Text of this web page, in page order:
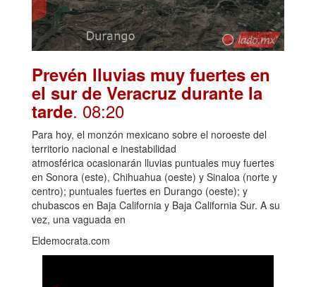
Prevén lluvias muy fuertes en
el sur de Veracruz durante la
tarde. 08:20
Para hoy, el monzón mexicano sobre el noroeste del
territorio nacional e inestabilidad
atmosférica ocasionarán lluvias puntuales muy fuertes
en Sonora (este), Chihuahua (oeste) y Sinaloa (norte y
centro); puntuales fuertes en Durango (oeste); y
chubascos en Baja California y Baja California Sur. A su
vez, una vaguada en
Eldemocrata.com